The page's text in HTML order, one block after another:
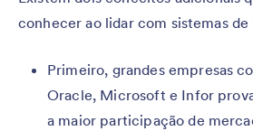
conhecer ao lidar com sistemas de
Primeiro, grandes empresas
Oracle, Microsoft e Infor
a maior participação de